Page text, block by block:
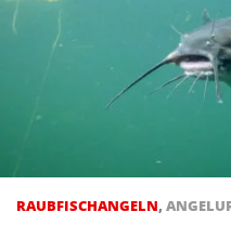
RAUBFISCHANGELN,